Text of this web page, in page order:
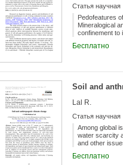
Статья научная
Pedofeatures
Mineralogical
confinement to
pedofeatures
Бесплатно
Soil and
Lal R.
Статья научная
Among global
water scarcity
and other
reducing
Бесплатно